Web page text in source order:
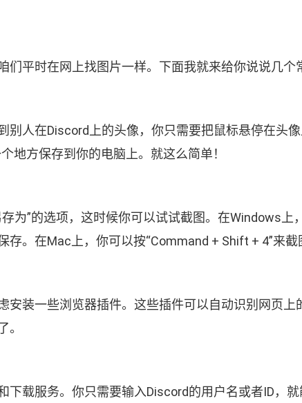
们平时在网上找图片一样。下面我就来给你说说几个
别人在Discord上的头像，你只需要把鼠标悬停在头
地方保存到你的电脑上。就这么简单！
为”的选项，这时候你可以试试截图。在Windows
。在Mac上，你可以按“Command + Shift + 4”来截
安装一些浏览器插件。这些插件可以自动识别网页
。
下载服务。你只需要输入Discord的用户名或者ID，